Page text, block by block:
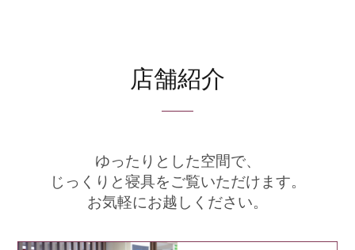
店舗紹介
ゆったりとした空間で、
じっくりと寝具をご覧いただけます。
お気軽にお越しください。